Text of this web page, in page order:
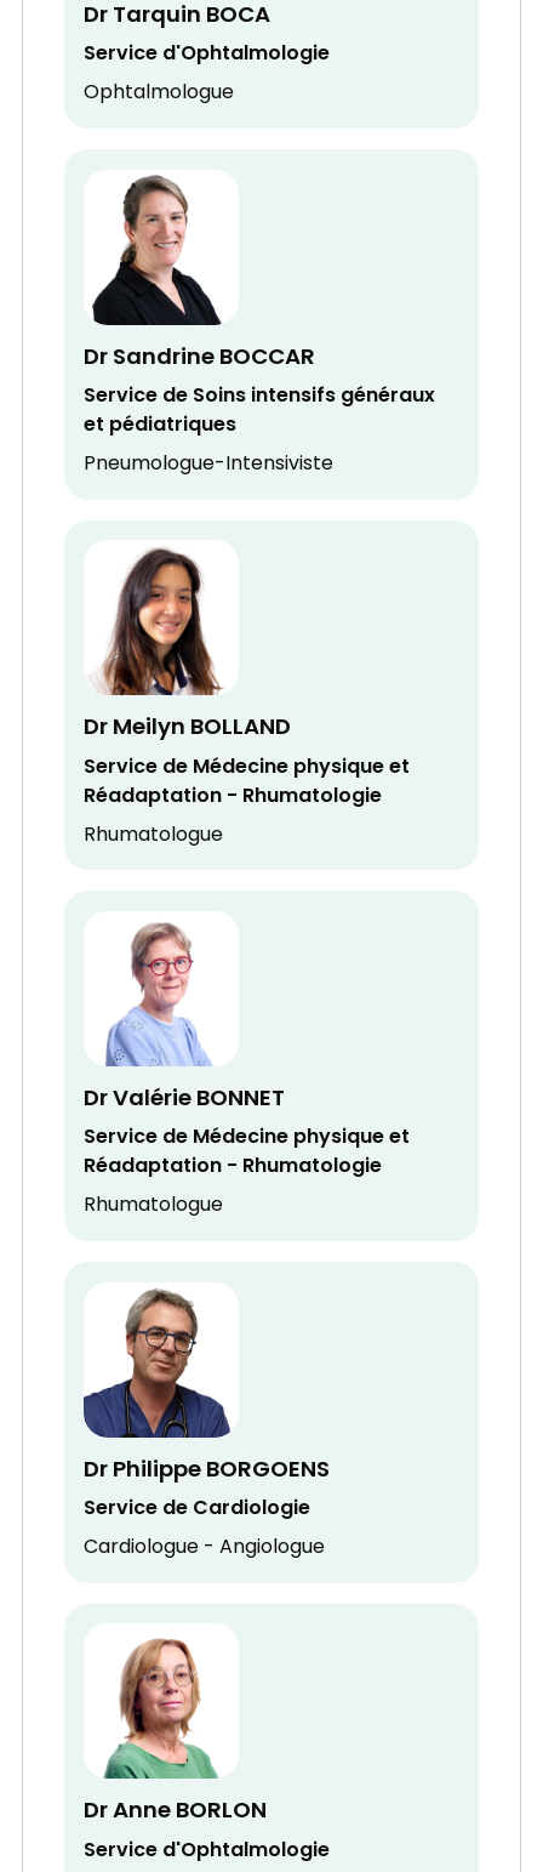
Dr Tarquin BOCA
Service d'Ophtalmologie
Ophtalmologue
Dr Sandrine BOCCAR
Service de Soins intensifs généraux
et pédiatriques
Pneumologue-Intensiviste
Dr Meilyn BOLLAND
Service de Médecine physique et
Réadaptation - Rhumatologie
Rhumatologue
Dr Valérie BONNET
Service de Médecine physique et
Réadaptation - Rhumatologie
Rhumatologue
Dr Philippe BORGOENS
Service de Cardiologie
Cardiologue - Angiologue
Dr Anne BORLON
Service d'Ophtalmologie